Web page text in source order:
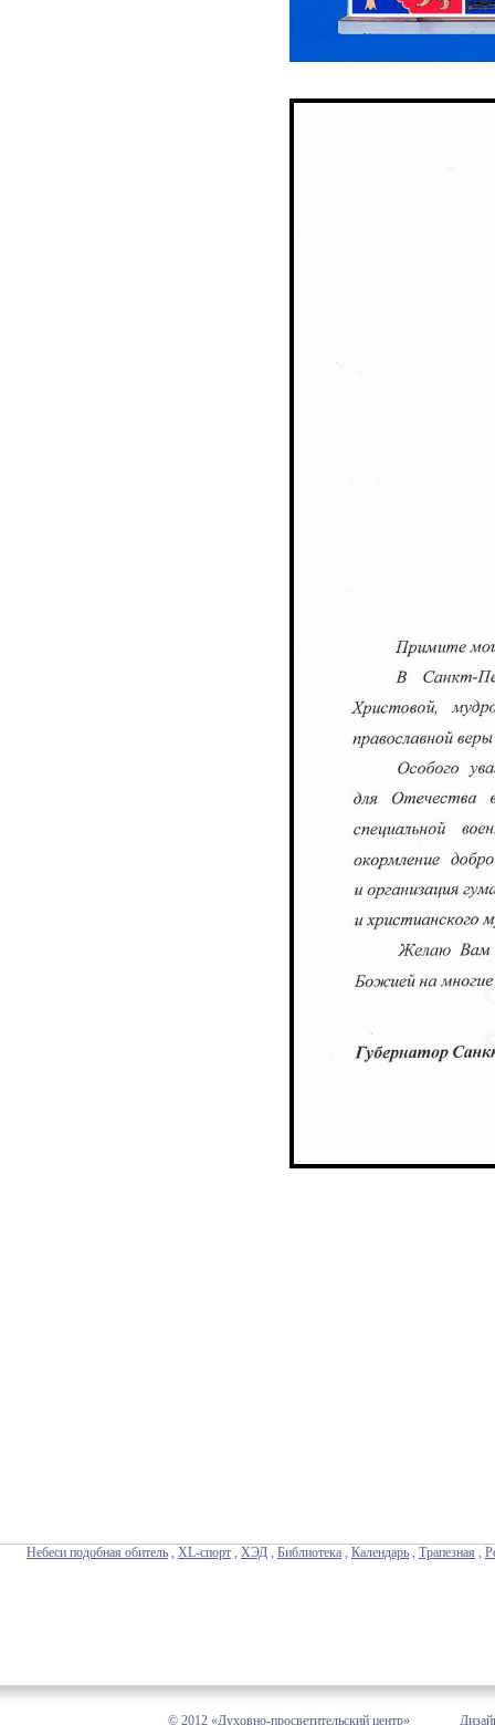
Небеси подобная обитель , XL-спорт , ХЭД , Библиотека , Календарь , Трапезная ,
© 2012 «Духовно-просветительский центр»